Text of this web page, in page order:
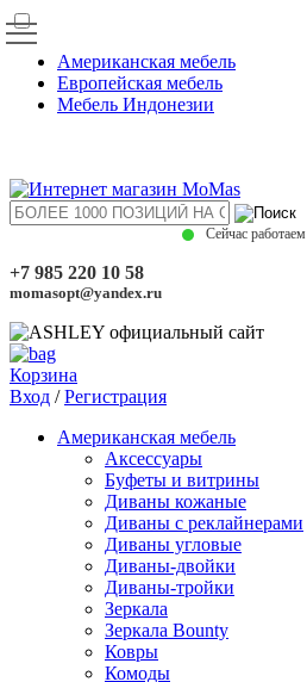
Американская мебель
Европейская мебель
Мебель Индонезии
Сейчас работаем
+7 985 220 10 58
momasopt@yandex.ru
Корзина
Вход /Регистрация
Американская мебель
Аксессуары
Буфеты и витрины
Диваны кожаные
Диваны с реклайнерами
Диваны угловые
Диваны-двойки
Диваны-тройки
Зеркала
Зеркала Bounty
Ковры
Комоды